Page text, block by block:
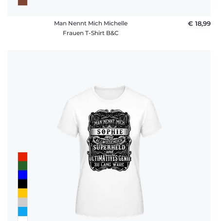
Man Nennt Mich Michelle
Frauen T-Shirt B&C
€ 18,99